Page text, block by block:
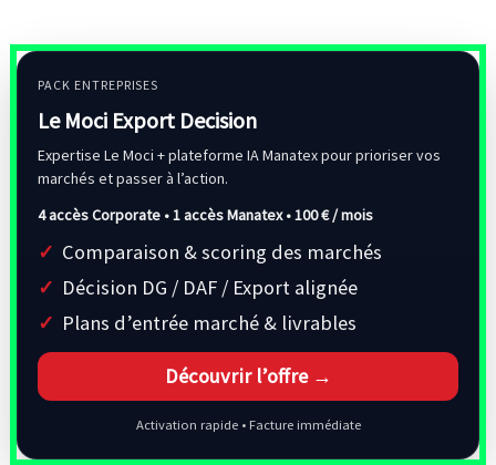
PACK ENTREPRISES
Le Moci Export Decision
Expertise Le Moci + plateforme IA Manatex pour prioriser vos
marchés et passer à l’action.
4 accès Corporate • 1 accès Manatex •100 € / mois
Comparaison & scoring des marchés
Décision DG / DAF / Export alignée
Plans d’entrée marché & livrables
Découvrir l’offre →
Activation rapide • Facture immédiate